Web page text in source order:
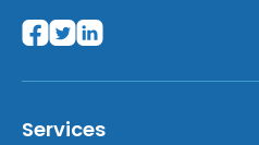
Services